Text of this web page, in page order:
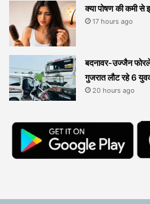
क्या पोषण की कमी से
17 hours ago
बदनावर-उज्जैन
गुजरात लौट रहे 6
20 hours ago